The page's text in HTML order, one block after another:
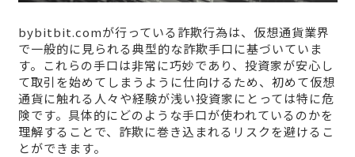
bybitbit.comが行っている詐欺行為は、仮想通貨業界
で一般的に見られる典型的な詐欺手口に基づいていま
す。これらの手口は非常に巧妙であり、投資家が安心し
て取引を始めてしまうように仕向けるため、初めて仮想
通貨に触れる人々や経験が浅い投資家にとっては特に危
険です。具体的にどのような手口が使われているのかを
理解することで、詐欺に巻き込まれるリスクを避けるこ
とができます。